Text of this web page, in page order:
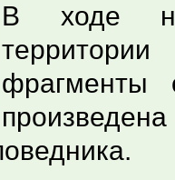
В ходе
фрагменты